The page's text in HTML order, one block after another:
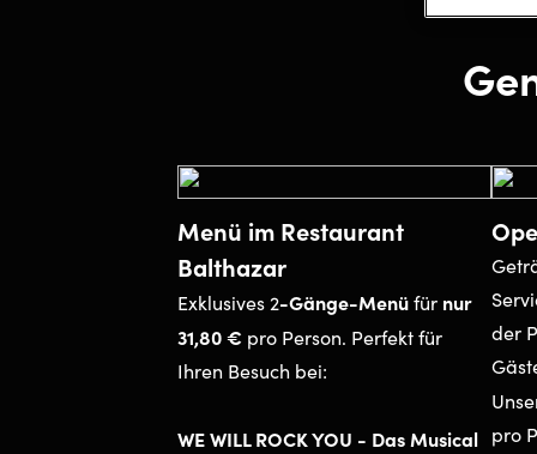
Menü im Restaurant
Balthazar
Exklusives 2-Gänge-Menüfür nur
31,80 € pro Person. Perfekt für
Ihren Besuch bei:
WE WILL ROCK YOU - Das Musical
der
pro